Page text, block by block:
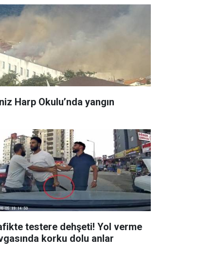
Harp Okulu’nda yangın
testere dehşeti! Yol verme
korku dolu anlar